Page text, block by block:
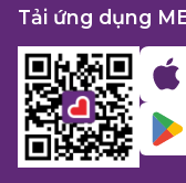
Tải ứng dụng